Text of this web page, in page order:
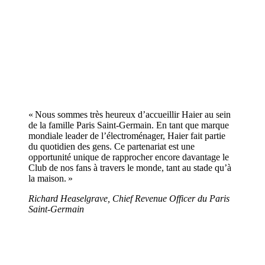
« Nous sommes très heureux d’accueillir Haier au sein
de la famille Paris Saint-Germain. En tant que marque
mondiale leader de l’électroménager, Haier fait partie
du quotidien des gens. Ce partenariat est une
opportunité unique de rapprocher encore davantage le
Club de nos fans à travers le monde, tant au stade qu’à
la maison. »
Richard Heaselgrave, Chief Revenue Officer du Paris
Saint-Germain